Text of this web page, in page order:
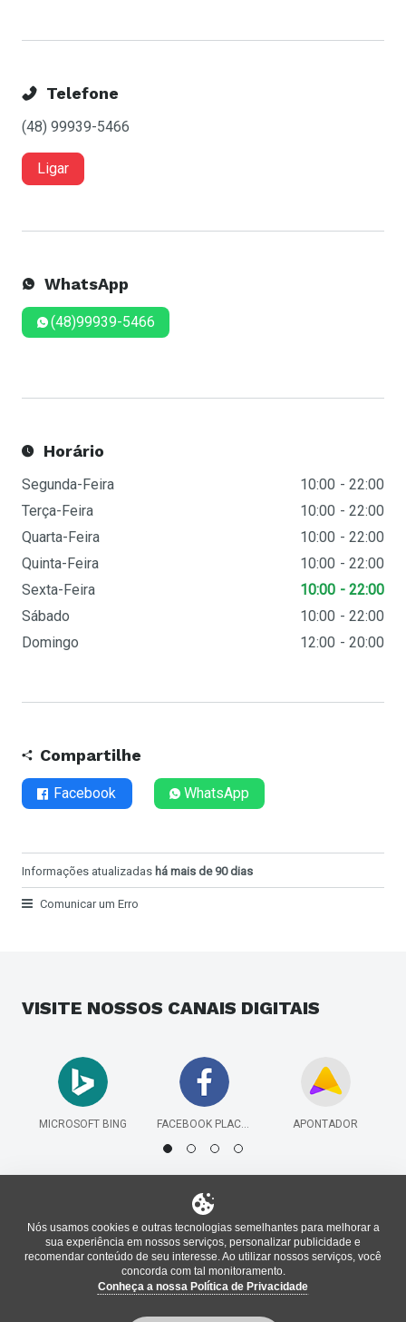
Telefone
(48) 99939-5466
Ligar
WhatsApp
(48)99939-5466
Horário
Segunda-Feira 10:00
22:00
Terça-Feira
10:00
22:00
Quarta-Feira
10:00
22:00
Quinta-Feira
10:00
22:00
Sexta-Feira
10:00
22:00
Sábado
10:00
22:00
Domingo
12:00 20:00
Compartilhe
Facebook WhatsApp
Informações atualizadas há mais de 90 dias
Comunicar um Erro
VISITE NOSSOS CANAIS DIGITAIS
MICROSOFT BING FACEBOOK PLACES APONTADOR
Informações oficiais do local atualizadas pela plataforma
Nós usamos cookies e outras tecnologias semelhantes para melhorar a
sua experiência em nossos serviços, personalizar publicidade e
recomendar conteúdo de seu interesse. Ao utilizar nossos serviços, você
concorda com tal monitoramento.
Conheça a nossa Política de Privacidade